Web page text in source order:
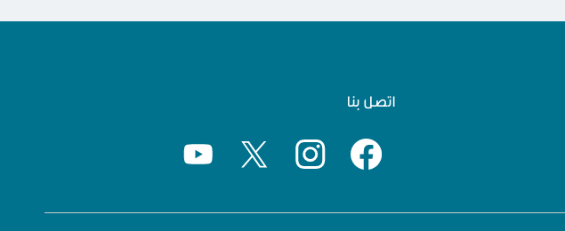
اتصل بنا